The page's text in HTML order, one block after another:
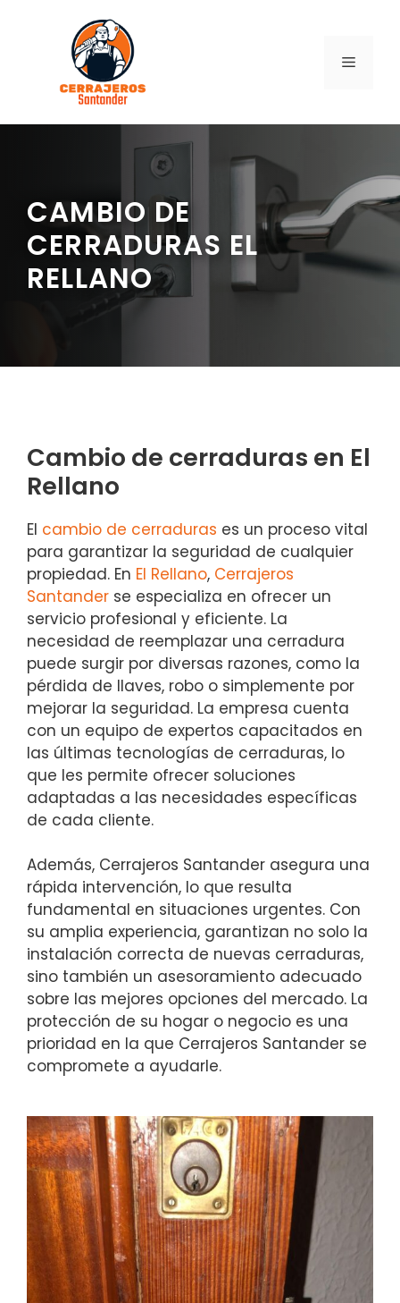
contenido
MENÚ
CAMBIO DE
CERRADURAS EL
RELLANO
Cambio de cerraduras en El
Rellano
El cambio de cerraduras es un proceso vital
para garantizar la seguridad de cualquier
propiedad. En El Rellano, Cerrajeros
Santander se especializa en ofrecer un
servicio profesional y eficiente. La
necesidad de reemplazar una cerradura
puede surgir por diversas razones, como la
pérdida de llaves, robo o simplemente por
mejorar la seguridad. La empresa cuenta
con un equipo de expertos capacitados en
las últimas tecnologías de cerraduras, lo
que les permite ofrecer soluciones
adaptadas a las necesidades específicas
de cada cliente.
Además, Cerrajeros Santander asegura una
rápida intervención, lo que resulta
fundamental en situaciones urgentes. Con
su amplia experiencia, garantizan no solo la
instalación correcta de nuevas cerraduras,
sino también un asesoramiento adecuado
sobre las mejores opciones del mercado. La
protección de su hogar o negocio es una
prioridad en la que Cerrajeros Santander se
compromete a ayudarle.